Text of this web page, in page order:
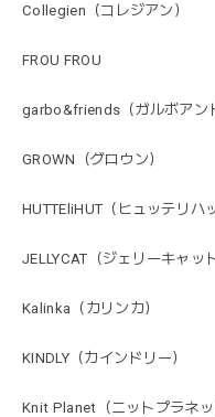
Collegien（コレジアン）
FROU FROU
garbo&friends（ガルボアン
GROWN（グロウン）
HUTTEliHUT（ヒュッテリハ
JELLYCAT（ジェリーキャッ
Kalinka（カリンカ）
KINDLY（カインドリー）
Knit Planet（ニットプラネッ